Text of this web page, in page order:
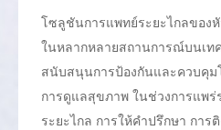
โซลูชันการแพทย์ระยะไกลของ
ในหลากหลายสถานการณ์บนเท
สนับสนุนการป้องกันและควบคุม
การดูแลสุขภาพ ในช่วงการแพร่
ระยะไกล การให้คําปรึกษา การ